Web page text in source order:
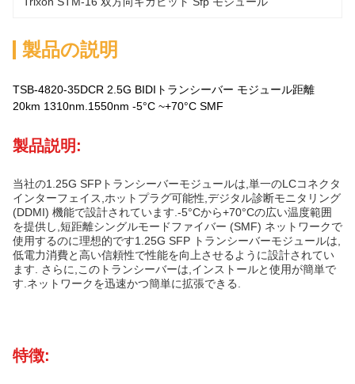
製品の説明
TSB-4820-35DCR 2.5G BIDIトランシーバー モジュール距離
20km 1310nm.1550nm -5°C ~+70°C SMF
製品説明:
当社の1.25G SFPトランシーバーモジュールは,単一のLCコネクタ
インターフェイス,ホットプラグ可能性,デジタル診断モニタリング
(DDMI) 機能で設計されています.-5°Cから+70°Cの広い温度範囲
を提供し,短距離シングルモードファイバー (SMF) ネットワークで
使用するのに理想的です1.25G SFP トランシーバーモジュールは,
低電力消費と高い信頼性で性能を向上させるように設計されてい
ます. さらに,このトランシーバーは,インストールと使用が簡単で
す.ネットワークを迅速かつ簡単に拡張できる.
特徴: